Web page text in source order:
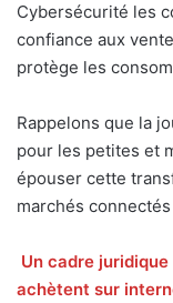
Cybersécurité les
confiance aux
protège les
Rappelons que la
pour les petites et
épouser cette
marchés
Un cadre
achètent sur